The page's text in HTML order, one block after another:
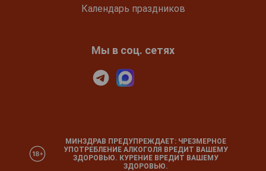
Календарь праздников
Мы в соц. сетях
МИНЗДРАВ ПРЕДУПРЕЖДАЕТ: ЧРЕЗМЕРНОЕ
УПОТРЕБЛЕНИЕ АЛКОГОЛЯ ВРЕДИТ ВАШЕМУ
ЗДОРОВЬЮ. КУРЕНИЕ ВРЕДИТ ВАШЕМУ
ЗДОРОВЬЮ.